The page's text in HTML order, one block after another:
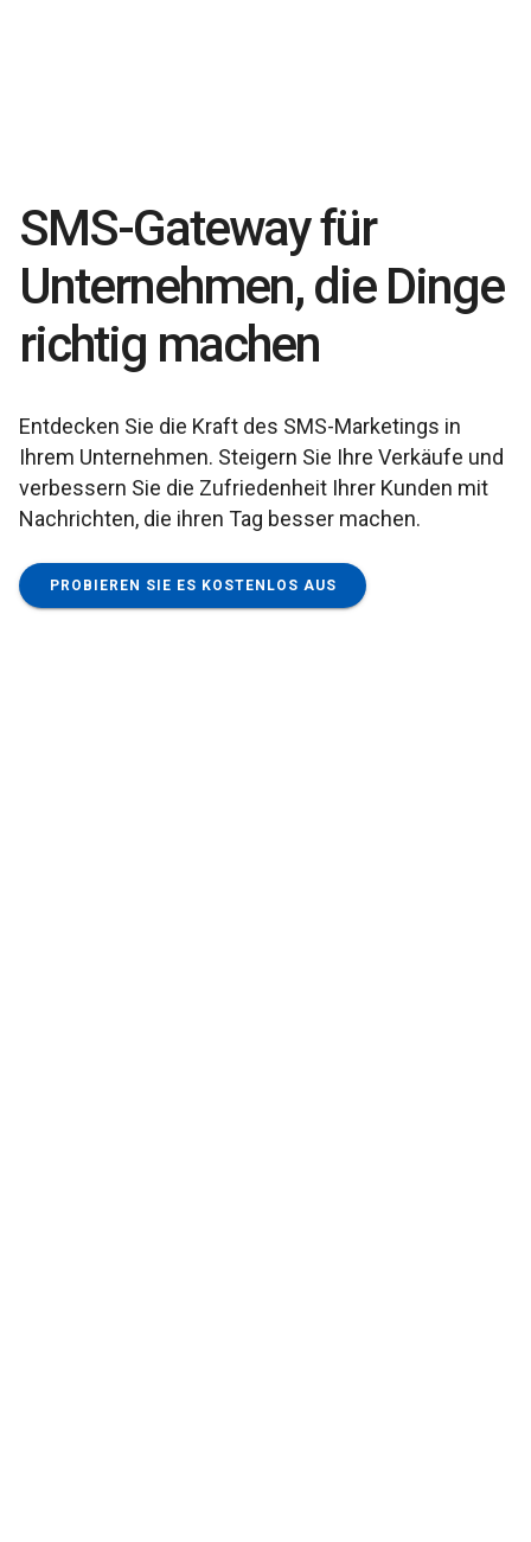
SMS-Gateway für
Unternehmen, die Dinge
richtig machen
Entdecken Sie die Kraft des SMS-Marketings in
Ihrem Unternehmen. Steigern Sie Ihre Verkäufe und
verbessern Sie die Zufriedenheit Ihrer Kunden mit
Nachrichten, die ihren Tag besser machen.
PROBIEREN SIE ES KOSTENLOS AUS